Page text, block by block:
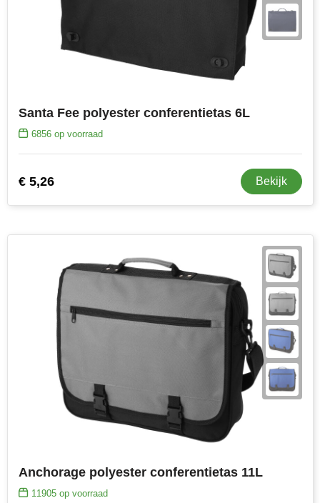
Santa Fee polyester conferentietas 6L
6856op voorraad
€ 5,26 Bekijk
Anchorage polyester conferentietas 11L
11905op voorraad